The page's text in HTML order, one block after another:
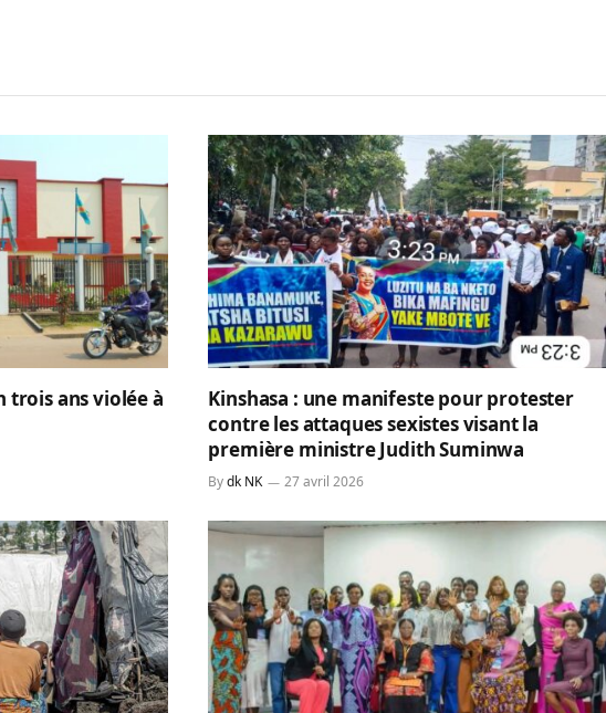
trois ans violée à
Kinshasa : une manifeste pour protester
contre les attaques sexistes visant la
première ministre Judith Suminwa
By dk NK 27 avril 2026